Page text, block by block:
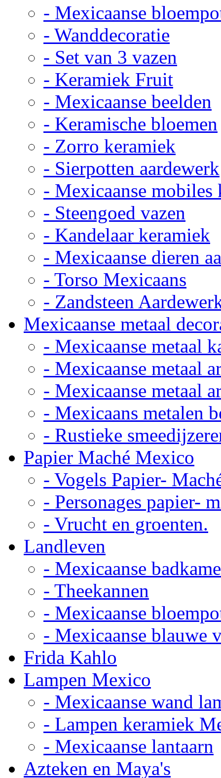
- Mexicaanse
- Wanddecoratie
- Set van 3 vazen
- Keramiek Fruit
- Mexicaanse beelden
- Keramische bloemen
- Zorro keramiek
- Sierpotten aardewerk
- Mexicaanse mobiles
- Steengoed vazen
- Kandelaar keramiek
- Mexicaanse dieren
- Torso Mexicaans
- Zandsteen
Mexicaanse metaal
- Mexicaanse metaal
- Mexicaanse metaal
- Mexicaanse metaal
- Mexicaans metalen
- Rustieke
Papier Maché Mexico
- Vogels Papier-
- Personages papier-
- Vrucht en groenten.
Landleven
- Mexicaanse
- Theekannen
- Mexicaanse
- Mexicaanse blauwe
Frida Kahlo
Lampen Mexico
- Mexicaanse wand
- Lampen keramiek
- Mexicaanse lantaarn
Azteken en Maya's